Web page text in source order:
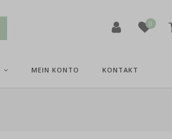
0
MEIN KONTO KONTAKT